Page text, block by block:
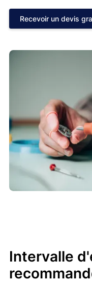
Recevoir un devis
Intervalle